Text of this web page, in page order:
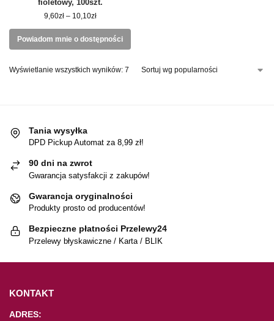
fioletowy, 100szt.
9,60zł – 10,10zł
Powiadom mnie o dostępności
Wyświetlanie wszystkich wyników: 7
Tania wysyłka
DPD Pickup Automat za 8,99 zł!
90 dni na zwrot
Gwarancja satysfakcji z zakupów!
Gwarancja oryginalności
Produkty prosto od producentów!
Bezpieczne płatności Przelewy24
Przelewy błyskawiczne / Karta / BLIK
KONTAKT
ADRES: